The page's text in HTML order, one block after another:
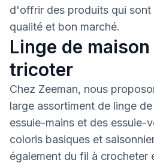
d'offrir des produits qui sont
qualité et bon marché.
Linge de
tricoter
Chez Zeeman, nous
large assortiment de linge
essuie-mains et des essuie-
coloris basiques et
également du fil à crocheter